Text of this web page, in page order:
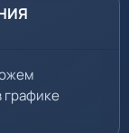
графике